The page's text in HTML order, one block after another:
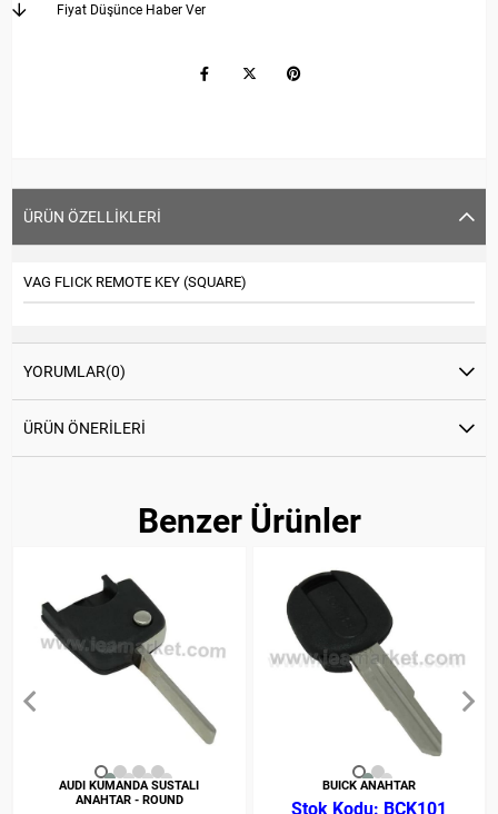
Fiyat Düşünce Haber Ver
ÜRÜN ÖZELLIKLERI
VAG FLICK REMOTE KEY (SQUARE)
YORUMLAR(0)
ÜRÜN ÖNERILERI
Benzer Ürünler
AUDI KUMANDA SUSTALI
ANAHTAR - ROUND
BUICK ANAHTAR
BCK101